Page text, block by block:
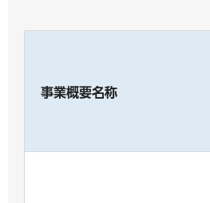
事業概要名称